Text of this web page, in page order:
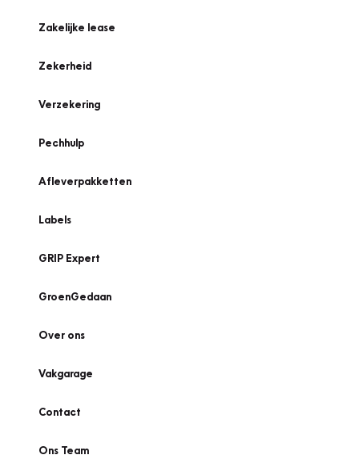
Zakelijke lease
Zekerheid
Verzekering
Pechhulp
Afleverpakketten
Labels
GRIP Expert
GroenGedaan
Over ons
Vakgarage
Contact
Ons Team